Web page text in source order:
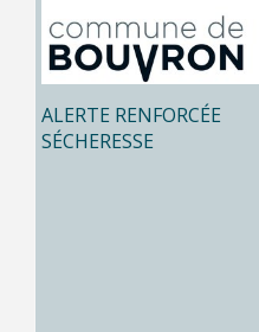
ALERTE RENFORCÉE
SÉCHERESSE